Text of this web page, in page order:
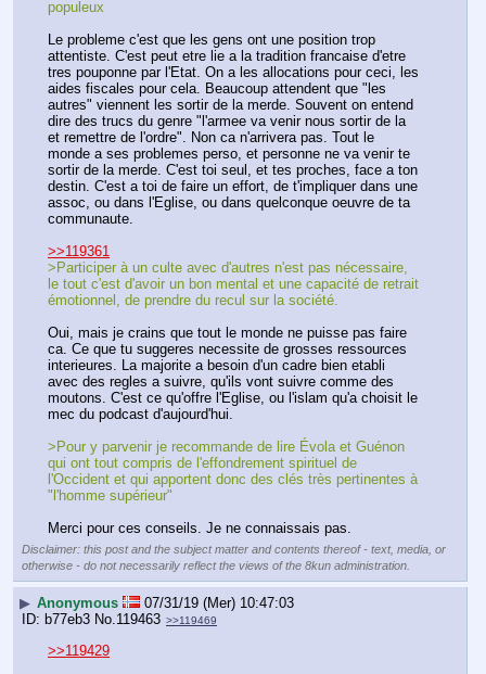
populeux
Le probleme c'est que les gens ont une position trop
attentiste. C'est peut etre lie a la tradition francaise d'etre
tres pouponne par l'Etat. On a les allocations pour ceci, les
aides fiscales pour cela. Beaucoup attendent que "les
autres" viennent les sortir de la merde. Souvent on entend
dire des trucs du genre "l'armee va venir nous sortir de la
et remettre de l'ordre". Non ca n'arrivera pas. Tout le
monde a ses problemes perso, et personne ne va venir te
sortir de la merde. C'est toi seul, et tes proches, face a ton
destin. C'est a toi de faire un effort, de t'impliquer dans une
assoc, ou dans l'Eglise, ou dans quelconque oeuvre de ta
communaute.
>>119361
>Participer à un culte avec d'autres n'est pas nécessaire,
le tout c'est d'avoir un bon mental et une capacité de retrait
émotionnel, de prendre du recul sur la société.
Oui, mais je crains que tout le monde ne puisse pas faire
ca. Ce que tu suggeres necessite de grosses ressources
interieures. La majorite a besoin d'un cadre bien etabli
avec des regles a suivre, qu'ils vont suivre comme des
moutons. C'est ce qu'offre l'Eglise, ou l'islam qu'a choisit le
mec du podcast d'aujourd'hui.
>Pour y parvenir je recommande de lire Évola et Guénon
qui ont tout compris de l'effondrement spirituel de
l'Occident et qui apportent donc des clés très pertinentes à
"l'homme supérieur"
Merci pour ces conseils. Je ne connaissais pas.
Disclaimer: this post and the subject matter and contents thereof - text, media, or
otherwise - do not necessarily reflect the views of the 8kun administration.
▶ Anonymous
07/31/19 (Mer) 10:47:03
b77eb3 No. 119463 >>119469
>>119429